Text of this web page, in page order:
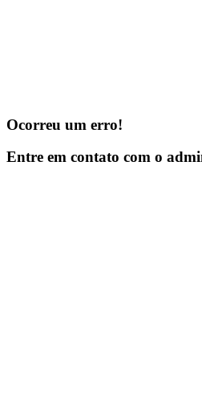
Ocorreu um erro!
Entre em contato com o